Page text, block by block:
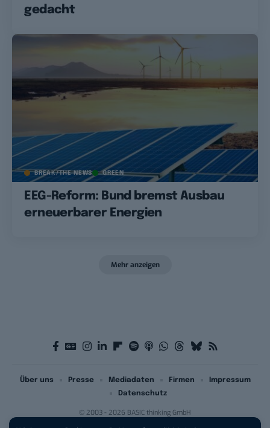
gedacht
BREAK/THE NEWS GREEN
EEG-Reform: Bund bremst Ausbau
erneuerbarer Energien
Mehr anzeigen
© 2003 - 2026 BASIC thinking GmbH
Über uns Presse Mediadaten Firmen
Impressum
Datenschutz